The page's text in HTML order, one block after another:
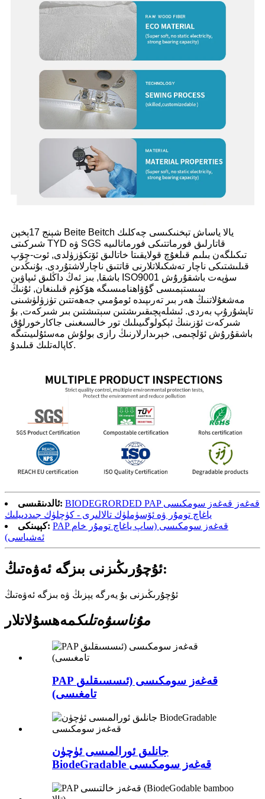
شېنج 17ېخېن Beite Beitch يالا ياساش تېخنىكىسى چەكلىك
شىركىتى TYD ۋە SGS قاتارلىق فورماتتىكى فورماتالىيە
تىكىلگەن بىلىم قىلغۇچ قولايقىتا خاتالىق ئۆتكۈزۈلدى, ئوت-چۆپ
قىلىشتىكى ناچار تەشكىلاتلارنى قاتتىق ناچارلاشتۇردى. بۇنىڭدىن
باشقا, بىز ئەڭ داڭلىق ئىپاۋېن ISO9001 سۈپەت باشقۇرۇش
سىستېمىسى گۇۋاھنامىسىگە ھۆكۈم قىلىنغان, ئۇنىڭ
مەشغۇلاتنىڭ ھەر بىر تەرىپىدە ئومۇمىي جەھەتتىن تۈزۈلۈشىنى
تاپشۇرۇپ بەردى. ئىشلەپچىقىرىشتىن سېتىشتىن بىر شىركەت, بۇ
شىركەت ئۆزىنىڭ ئېكولوگىيىلىك تور خالسىغىنى جاكارخورلۇق
باشقۇرۇش ئۆلچىمى, خېرىدارلارنىڭ رازى بولۇش مەسئۇلىيىتىگە
كاپالەتلىك قىلىدۇ.
ئالدىنقىسى: BIODEGRORDED PAP قەغەز قەغەز سومكىسى
ياغاچ تومۇر ۋە ئۆسۈملۈك تالالىرى - كۈچلۈك جىددىيلىك
كېيىنكى: PAP قەغەز سومكىسى (ساپ ياغاچ تومۇر خام
ئەشياسى)
ئۇچۇرىڭىزنى بىزگە ئەۋەتىڭ:
ئۇچۇرىڭىزنى بۇ يەرگە يېزىڭ ۋە بىزگە ئەۋەتىڭ
مۇناسىۋەتلىكمەھسۇلاتلار
PAP قەغەز سومكىسى (ئىسسىقلىق
تامغىسى)
جانلىق ئورالمىسى ئۈچۈن
BiodeGradable قەغەز سومكىسى